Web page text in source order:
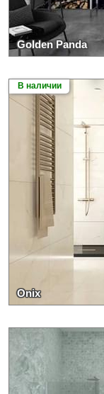
Golden Panda
В наличии
Onix